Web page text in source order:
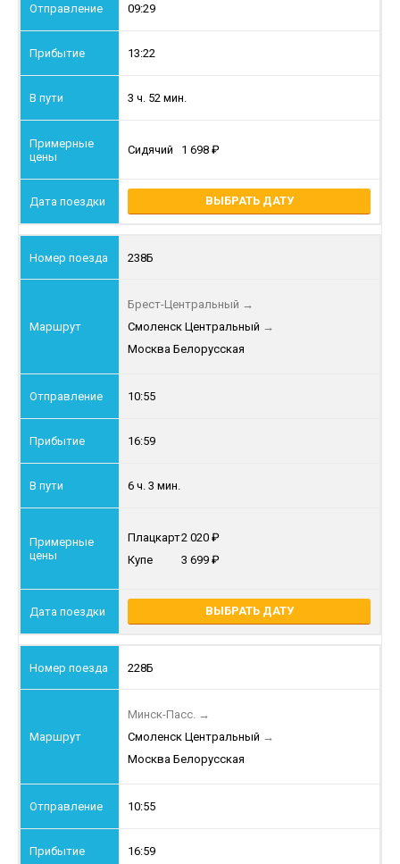
09:29
13:22
3 ч. 52 мин.
Сидячий 1 698
ВЫБРАТЬ ДАТУ
238Б
Брест-Центральный →
Смоленск Центральный →
Москва Белорусская
10:55
16:59
6 ч. 3 мин.
Плацкарт2 020
Купе
3 699
ВЫБРАТЬ ДАТУ
228Б
Минск-Пасс. →
Смоленск Центральный →
Москва Белорусская
10:55
16:59